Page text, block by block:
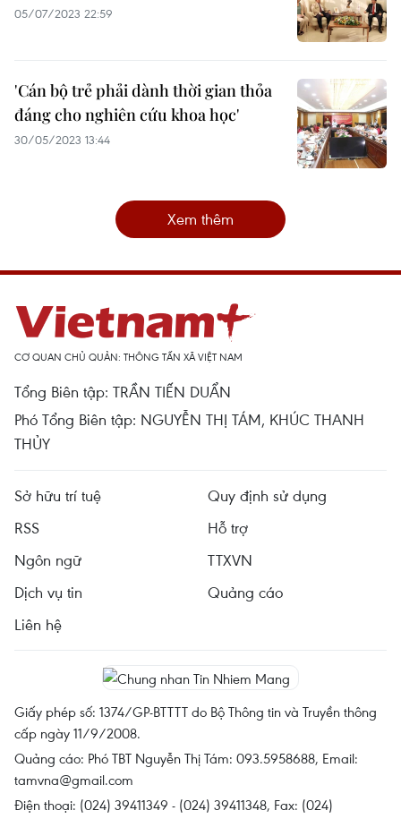
05/07/2023 22:59
'Cán bộ trẻ phải dành thời gian thỏa
đáng cho nghiên cứu khoa học'
30/05/2023 13:44
Xem thêm
CƠ QUAN CHỦ QUẢN: THÔNG TẤN XÃ VIỆT NAM
Tổng Biên tập: TRẦN TIẾN DUẨN
Phó Tổng Biên tập: NGUYỄN THỊ TÁM, KHÚC THANH
THỦY
Sở hữu trí tuệ
Quy định sử dụng
RSS
Hỗ trợ
Ngôn ngữ
TTXVN
Dịch vụ tin
Quảng cáo
Liên hệ
Giấy phép số: 1374/GP-BTTTT do Bộ Thông tin và Truyền thông
cấp ngày 11/9/2008.
Quảng cáo: Phó TBT Nguyễn Thị Tám: 093.5958688, Email:
tamvna@gmail.com
Điện thoại: (024) 39411349 - (024) 39411348, Fax: (024)